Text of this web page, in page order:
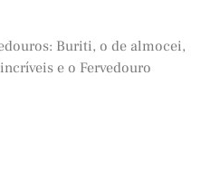
Buriti, o de almocei,
e o Fervedouro